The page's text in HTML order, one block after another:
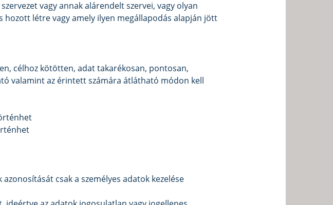
vagy annak alárendelt szervei, vagy olyan
hozott létre vagy amely ilyen megállapodás alapján jött
célhoz kötötten, adat takarékosan, pontosan,
valamint az érintett számára átlátható módon kell
csak a személyes adatok kezelése